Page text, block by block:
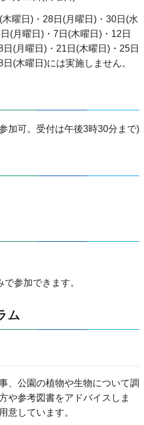
曜日)・28日(月曜日)・30日(水
(月曜日)・7日(木曜日)・12日
(月曜日)・21日(木曜日)・25日
(木曜日)には実施しません。
加可。受付は午後3時30分まで)
参加できます。
ム
、公園の植物や生物について調
や参考図書をアドバイスしま
意しています。